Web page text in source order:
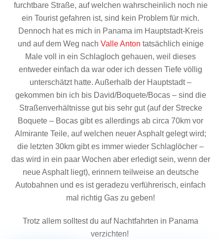
furchtbare Straße, auf welchen wahrscheinlich noch nie
ein Tourist gefahren ist, sind kein Problem für mich.
Dennoch hat es mich in Panama im Hauptstadt-Kreis
und auf dem Weg nach Valle Anton tatsächlich einige
Male voll in ein Schlagloch gehauen, weil dieses
entweder einfach da war oder ich dessen Tiefe völlig
unterschätzt hatte. Außerhalb der Hauptstadt –
gekommen bin ich bis David/Boquete/Bocas – sind die
Straßenverhältnisse gut bis sehr gut (auf der Strecke
Boquete – Bocas gibt es allerdings ab circa 70km vor
Almirante Teile, auf welchen neuer Asphalt gelegt wird;
die letzten 30km gibt es immer wieder Schlaglöcher –
das wird in ein paar Wochen aber erledigt sein, wenn der
neue Asphalt liegt), erinnern teilweise an deutsche
Autobahnen und es ist geradezu verführerisch, einfach
mal richtig Gas zu geben!
Trotz allem solltest du auf Nachtfahrten in Panama
verzichten!